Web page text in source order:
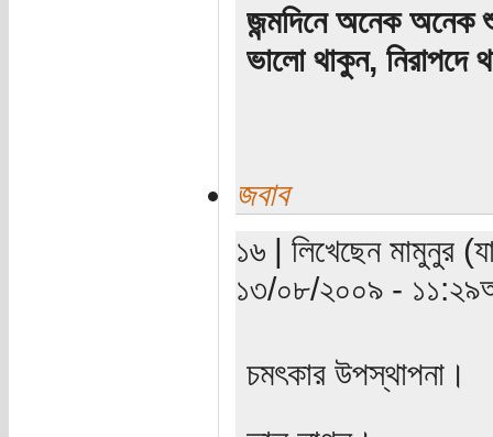
জন্মদিনে অনেক অনেক
ভালো থাকুন, নিরাপদে
জবাব
১৬ | লিখেছেন মামুনুর
১৩/০৮/২০০৯ -
চমৎকার উপস্থাপনা।